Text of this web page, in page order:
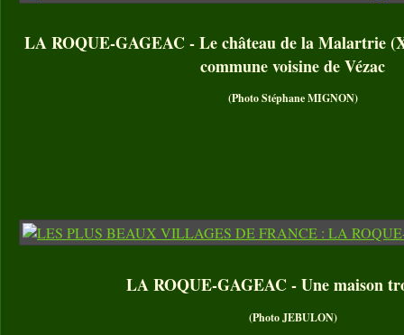
LA ROQUE-GAGEAC - Le château de la Malartrie
commune voisine de Vézac
(Photo Stéphane MIGNON)
LA ROQUE-GAGEAC - Une maison
(Photo JEBULON)